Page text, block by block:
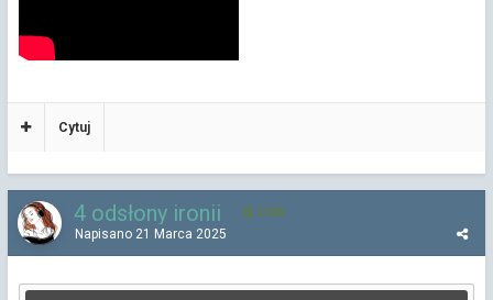
Cytuj
4 odsłony ironii 2 585
Napisano 21 Marca 2025